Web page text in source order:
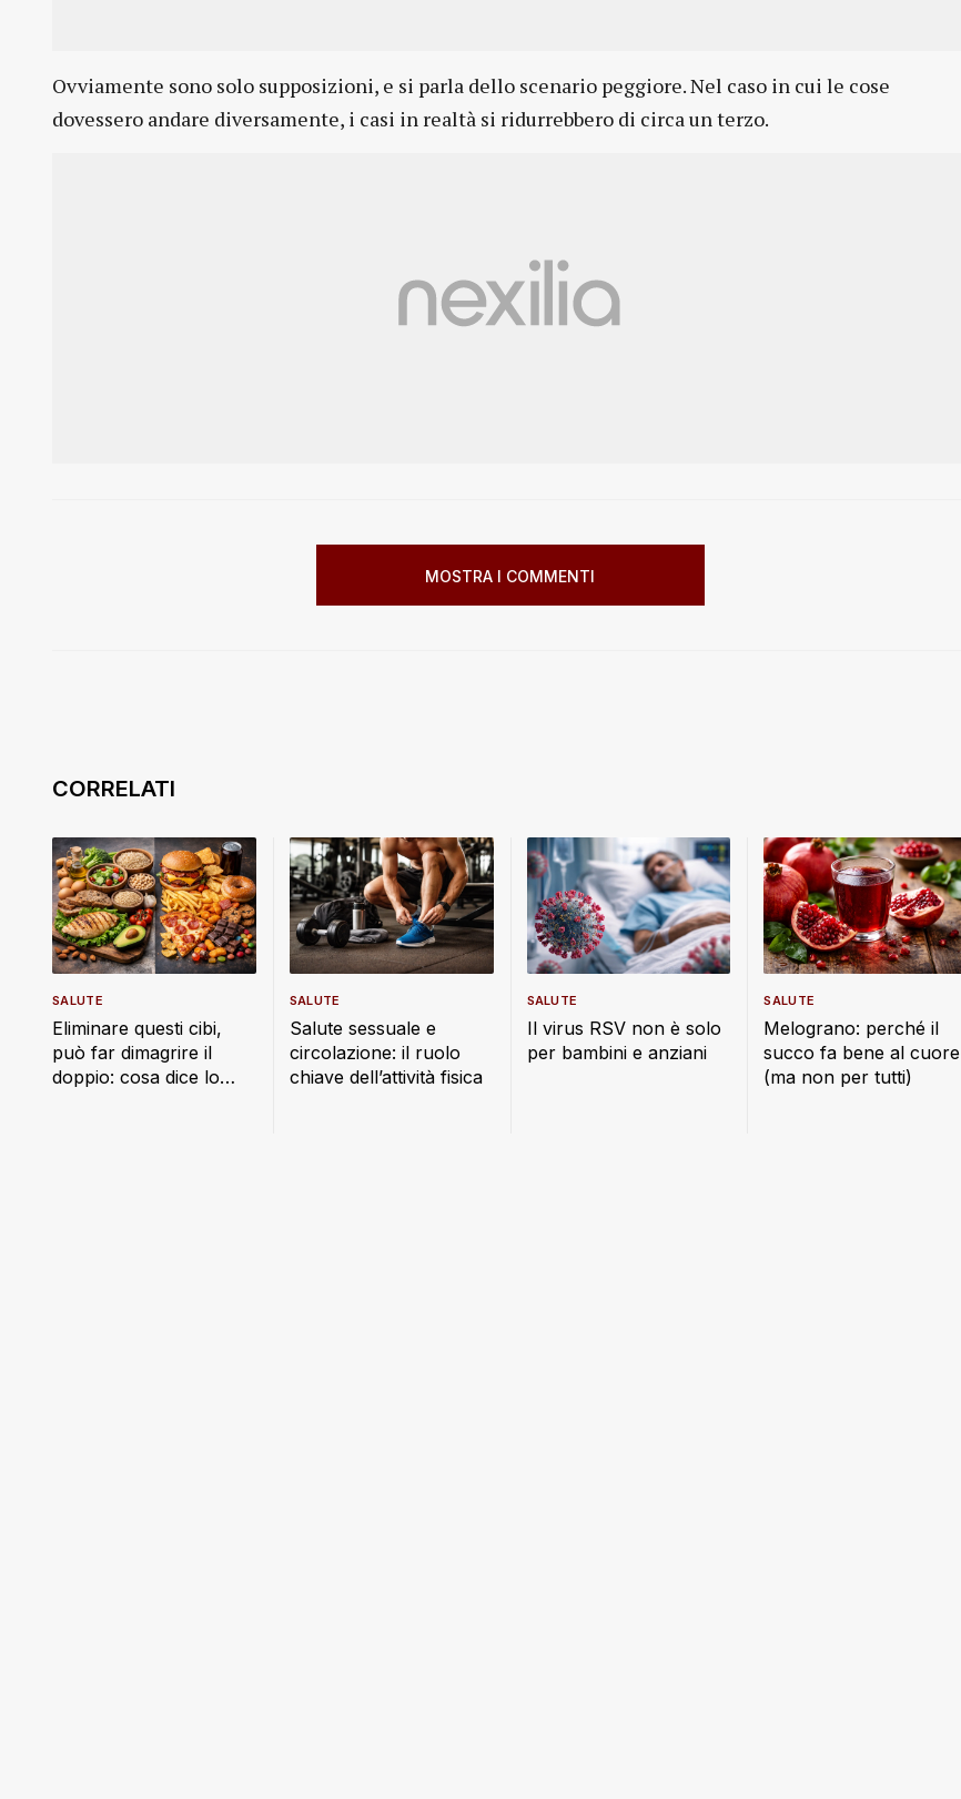
Ovviamente sono solo supposizioni, e si parla dello scenario peggiore. Nel caso in cui le cose
dovessero andare diversamente, i casi in realtà si ridurrebbero di circa un terzo.
MOSTRA I COMMENTI
Eliminare questi cibi,
può far dimagrire il
doppio: cosa dice lo
SALUTE
Salute sessuale e
circolazione: il ruolo
chiave dell’attività fisica
SALUTE
Il virus RSV non è solo
per bambini e anziani
SALUTE
Melograno: perché il
succo fa bene al cuore
(ma non per tutti)
SALUTE